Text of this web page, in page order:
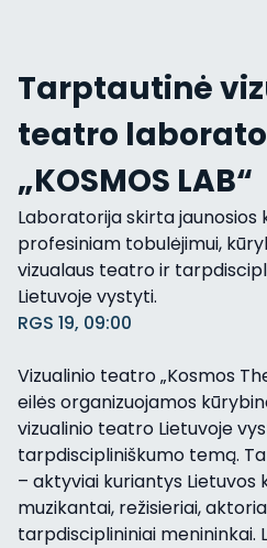
Tarptautinė
teatro
„KOSMOS LAB“
Laboratorija skirta jaunosios
profesiniam tobulėjimui,
vizualaus teatro ir
Lietuvoje vystyti.
RGS 19, 09:00
Vizualinio teatro „Kosmos
eilės organizuojamos
vizualinio teatro Lietuvoje
tarpdiscipliniškumo temą.
– aktyviai kuriantys Lietuvos
muzikantai, režisieriai,
tarpdisciplininiai menininkai.